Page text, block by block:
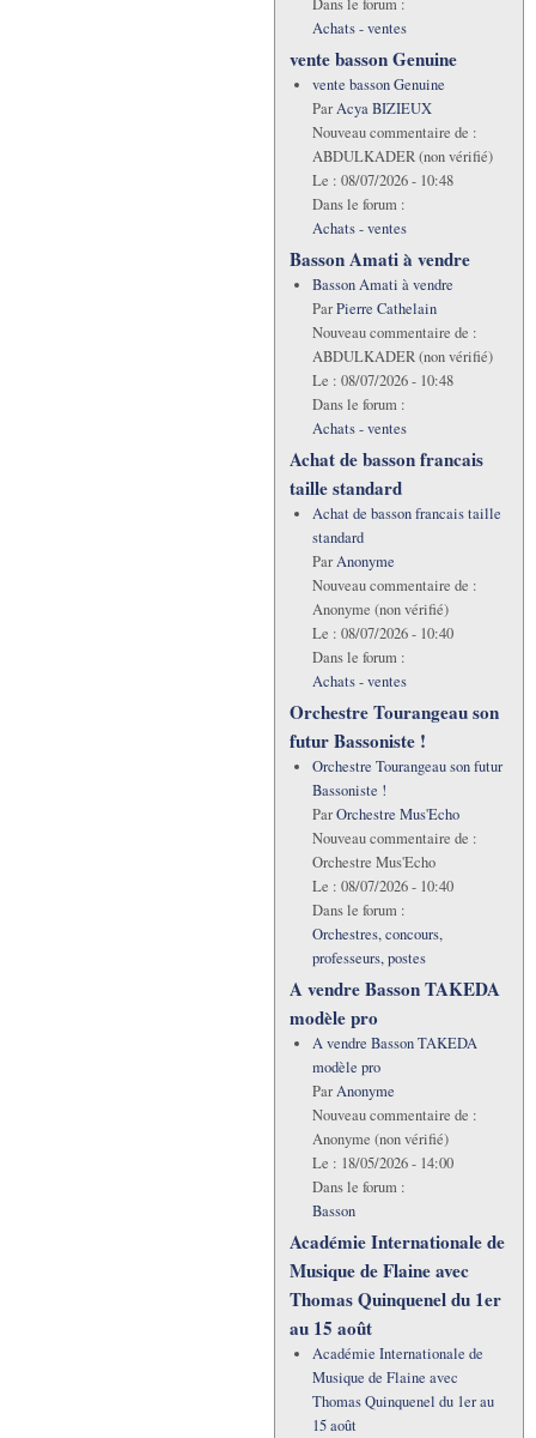
Achats - ventes
vente basson Genuine
vente basson Genuine
ParAcya BIZIEUX
Nouveau commentaire de :
ABDULKADER (non vérifié)
Le : 08/07/2026 - 10:48
Dans le forum :
Achats - ventes
Basson Amati à vendre
Basson Amati à vendre
ParPierre Cathelain
Nouveau commentaire de :
ABDULKADER (non vérifié)
Le : 08/07/2026 - 10:48
Dans le forum :
Achats - ventes
Achat de basson francais
taille standard
Achat de basson francais taille
standard
ParAnonyme
Nouveau commentaire de :
Anonyme (non vérifié)
Le : 08/07/2026 - 10:40
Dans le forum :
Achats - ventes
Orchestre Tourangeau son
futur Bassoniste !
Orchestre Tourangeau son futur
Bassoniste !
ParOrchestre Mus'Echo
Nouveau commentaire de :
Orchestre Mus'Echo
Le : 08/07/2026 - 10:40
Dans le forum :
Orchestres, concours,
professeurs, postes
A vendre Basson TAKEDA
modèle pro
A vendre Basson TAKEDA
modèle pro
ParAnonyme
Nouveau commentaire de :
Anonyme (non vérifié)
Le : 18/05/2026 - 14:00
Dans le forum :
Basson
Académie Internationale de
Musique de Flaine avec
Thomas Quinquenel du 1er
au 15 août
Académie Internationale de
Musique de Flaine avec
Thomas Quinquenel du 1er au
15 août